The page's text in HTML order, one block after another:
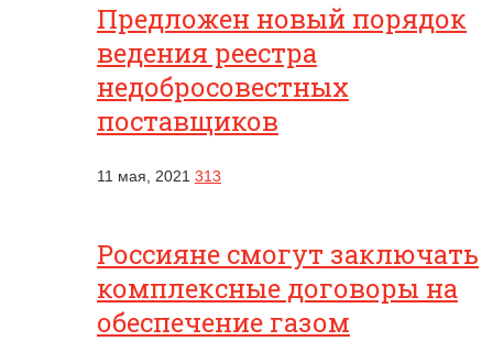
Предложен новый порядок
ведения реестра
недобросовестных
поставщиков
11 мая, 2021 313
Россияне смогут заключать
комплексные договоры на
обеспечение газом